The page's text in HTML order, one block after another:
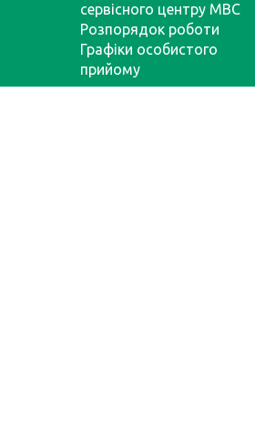
сервісного центру МВС
Розпорядок роботи
Графіки особистого
прийому